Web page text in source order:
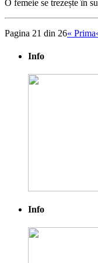
O femeie se trezește în
Pagina 21 din 26« Prima
Info
Info